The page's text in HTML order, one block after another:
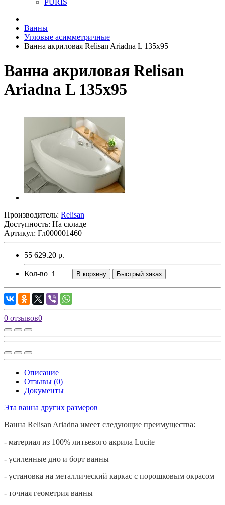
PURIS
Ванны
Угловые асимметричные
Ванна акриловая Relisan Ariadna L 135x95
Ванна акриловая Relisan
Ariadna L 135x95
Производитель: Relisan
Доступность: На складе
Артикул: Гл000001460
55 629.20 р.
Кол-во В корзину Быстрый заказ
0 отзывов0
Описание
Отзывы (0)
Документы
Эта ванна других размеров
Ванна Relisan Ariadna имеет следующие преимущества:
- материал из 100% литьевого акрила Lucite
- усиленные дно и борт ванны
- установка на металлический каркас с порошковым окрасом
- точная геометрия ванны